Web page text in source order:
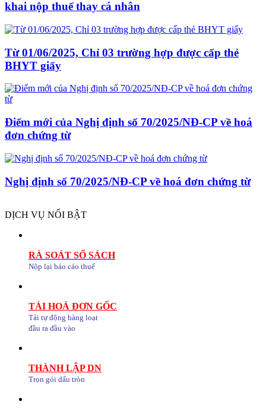
khai nộp thuế thay cá nhân
Từ 01/06/2025, Chỉ 03 trường hợp được cấp thẻ
BHYT giấy
Điểm mới của Nghị định số 70/2025/NĐ-CP về hoá
đơn chứng từ
Nghị định số 70/2025/NĐ-CP về hoá đơn chứng từ
DỊCH VỤ NỔI BẬT
RÀ SOÁT SỔ SÁCH
Nộp lại báo cáo thuế
TẢI HOÁ ĐƠN GỐC
Tải tự động hàng loạt
đầu ra đầu vào
THÀNH LẬP DN
Trọn gói dấu tròn